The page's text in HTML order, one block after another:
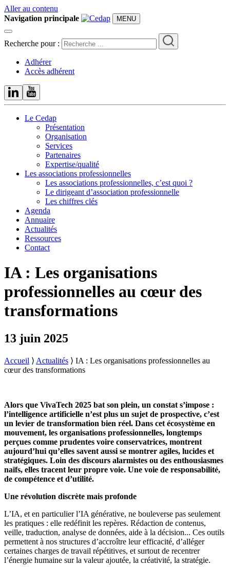
Aller au contenu
Navigation principale
MENU
Recherche pour :
Adhérer
Accès adhérent
Le Cedap
Présentation
Organisation
Services
Partenaires
Expertise/qualité
Les associations professionnelles
Les associations professionnelles, c’est quoi ?
Le dirigeant d’association professionnelle
Les chiffres clés
Agenda
Annuaire
Actualités
Ressources
Contact
IA : Les organisations
professionnelles au cœur des
transformations
13 juin 2025
Accueil ⟩ Actualités ⟩ IA : Les organisations professionnelles au
cœur des transformations
Alors que VivaTech 2025 bat son plein, un constat s’impose :
l’intelligence artificielle n’est plus un sujet de prospective, c’est
un levier de transformation bien réel. Dans cet écosystème en
mouvement, les organisations professionnelles, longtemps
perçues comme prudentes voire conservatrices, montrent
aujourd’hui qu’elles savent aussi se montrer agiles, lucides et
stratégiques. Loin des discours alarmistes ou des enthousiasmes
naïfs, elles tracent leur propre voie. Une voie de responsabilité,
de compétence et d’utilité.
Une révolution discrète mais profonde
L’IA, et en particulier l’IA générative, ne bouleverse pas seulement
les pratiques : elle redéfinit les repères. Rédaction de contenus,
veille, traduction, analyse de données, aide à la décision... Ces outils
permettent à nos structures d’accroître leur efficacité, d’alléger
certaines charges de travail répétitives, et surtout de recentrer
l’énergie humaine sur la valeur ajoutée, la créativité, la stratégie.